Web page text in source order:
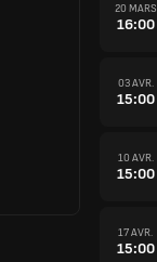
20 MARS
16:00
03 AVR.
15:00
10 AVR.
15:00
17 AVR.
15:00